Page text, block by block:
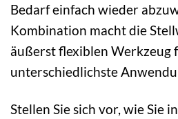
Bedarf einfach wieder
Kombination macht die
äußerst flexiblen Werkzeug
unterschiedlichste
Stellen Sie sich vor, wie Sie